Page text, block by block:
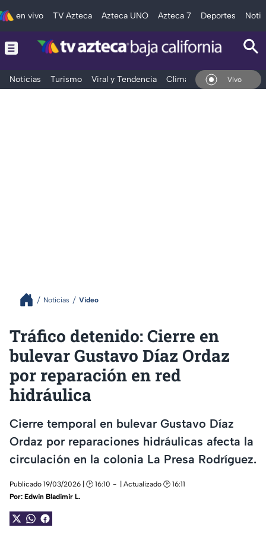
en vivo TV Azteca Azteca UNO Azteca 7 Deportes
Noticias Turismo Viral y Tendencia Clima Deportes
En Vivo
Noticias Video
Tráfico detenido: Cierre en
bulevar Gustavo Díaz Ordaz
por reparación en red
hidráulica
Cierre temporal en bulevar Gustavo Díaz
Ordaz por reparaciones hidráulicas afecta la
circulación en la colonia La Presa Rodríguez.
Publicado 19/03/2026 | 🕑 16:10
| Actualizado 🕑 16:11
Por: Edwin Bladimir L.